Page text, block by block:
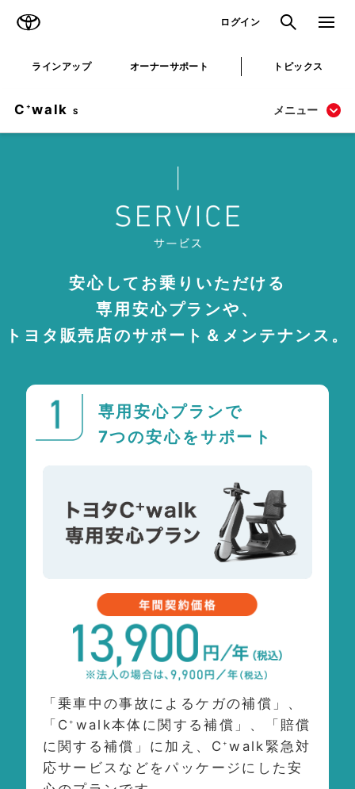
ログイン 検索 メニュ
ラインアップ オーナーサポート トピックス
C +walk S メニュー
安心してお乗りいただける
専用安心プランや、
トヨタ販売店のサポート＆メンテナンス。
専用安心プランで
7つの安心をサポート
「乗⾞中の事故によるケガの補償」、
「C+ walk本体に関する補償」、「賠償
に関する補償」に加え、C +walk緊急対
応サービスなどをパッケージにした安